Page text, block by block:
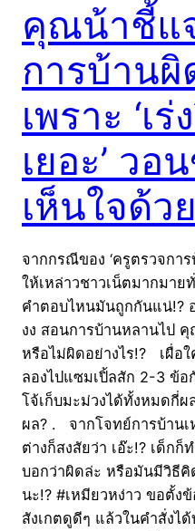
คุณน้าชี้แจ
การบ้านผิ
เพราะ ‘เ
เยอะ’ วอ
เห็นใจด้วย
จากกรณีของ ‘ครูตรวจกา
ให้เหล่าวชาวเน็ตมากมา
คำตอบไหนมันถูกกันแน่!?
งง สอนการบ้านหลานไป
หรือไม่ผิดอย่างไร!? เผื่อใ
ลองไปแซมเปิ้ลสัก 2-3 ข้
โจ้เก็บมะม่วงได้ทั้งหมดกี่
ผล? . จากโจทย์การบ้าน
ต่างก็สงสัยว่า เอ๊ะ!? เด็ก
บอกว่าผิดล่ะ หรือมันมีวิธี
นะ!? #เหมียวหง่าว ขอตั้ง
สังเกตดูดีๆ แล้วในคำสั่งไ